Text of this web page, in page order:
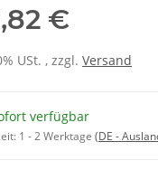
€
USt. , zzgl. Versand
verfügbar
1 - 2 Werktage (DE -